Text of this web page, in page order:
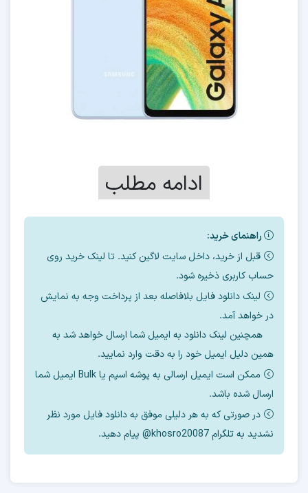
سامسونگ A336e
در اینجا چند روش برای حذفFRPاین مدل را با
ابزارهای مختلف آموزش میدهیم.
اگر دانش فنی استفاده از ابزار ها را ندارید پیشنهاد
میکنیم
برای حذفfrpازسرور آنلاینما استفاده کنید.
بسته بهباینریومنطقهگوشی، قیمت حذف
ادامه مطلب
راهنمای خرید:
قبل از خرید، داخل سایت لاگین کنید. تا لینک خرید روی
حساب کاربری ذخیره شود.
لینک دانلود فایل بلافاصله بعد از پرداخت وجه به نمایش
در خواهد آمد.
همچنین لینک دانلود به ایمیل شما ارسال خواهد شد به
همین دلیل ایمیل خود را به دقت وارد نمایید.
ممکن است ایمیل ارسالی به پوشه اسپم یا Bulk ایمیل شما
ارسال شده باشد.
در صورتی که به هر دلیلی موفق به دانلود فایل مورد نظر
نشدید به تلگرام khosro20087@ پیام دهید.